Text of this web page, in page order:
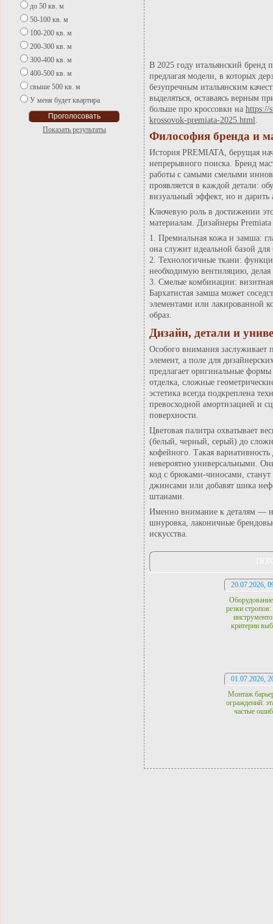
до 50 кв. м
50-100 кв. м
100-200 кв. м
200-300 кв. м
300-400 кв. м
400-500 кв. м
свыше 500 кв. м
У меня будет квартира
Показать результаты
В 2025 году итальянский бренд
предлагая модели, в которых
безупречным итальянским
выделяться, оставаясь верным
больше про кроссовки на https://
krossovok-premiata-2025.html
Философия бренда и
История PREMIATA, берущая
непрерывного поиска. Бренд
работы с самыми смелыми
проявляется в каждой детали:
визуальный эффект, но и
Ключевую роль в достижении
материалам. Дизайнеры
Премиальная кожа и замша:
она служит идеальной базой
Технологичные ткани:
необходимую вентиляцию,
Смелые комбинации:
Бархатистая замша может
элементами или лакированной
образ.
Дизайн, детали и
Особого внимания
элемент, а поле для
предлагает оригинальные
отделка, сложные
эстетика всегда подкреплена
превосходной амортизацией и
поверхности.
Цветовая палитра охватывает
(белый, черный, серый) до
кофейного. Такая
невероятно универсальными.
код с брюками-чиносами, станут
джинсами или добавят шика
штанами.
Именно внимание к деталям —
шнуровка, лаконичные
искусства.
20.07.2026,
резки
критерии
01.07.2026,
Монтаж
ограждений:
частые